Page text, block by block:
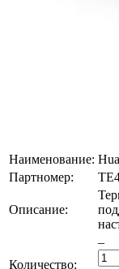
Наименование:
Партномер:
Описание:
Количество:
–